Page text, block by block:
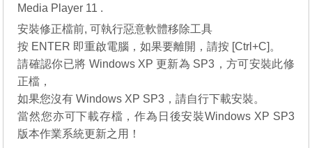
Media Player 11 .
安裝修正檔前, 可執行惡意軟體移除工具
按 ENTER 即重啟電腦，如果要離開，請按 [Ctrl+C]。
請確認你已將 Windows XP 更新為 SP3，方可安裝此修
正檔，
如果您沒有Windows XP SP3 ，請自行下載安裝。
當然您亦可下載存檔，作為日後安裝Windows XP SP3
版本作業系統更新之用！